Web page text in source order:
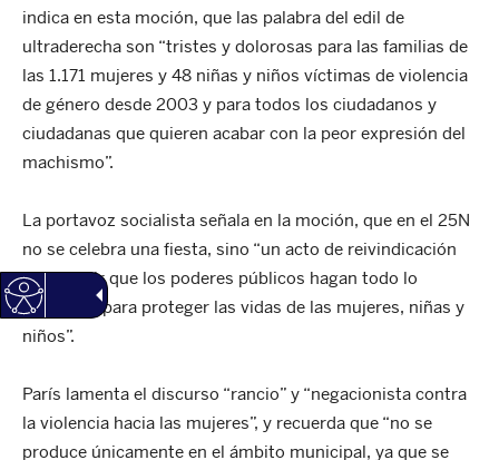
indica en esta moción, que las palabra del edil de
ultraderecha son “tristes y dolorosas para las familias de
las 1.171 mujeres y 48 niñas y niños víctimas de violencia
de género desde 2003 y para todos los ciudadanos y
ciudadanas que quieren acabar con la peor expresión del
machismo”.
La portavoz socialista señala en la moción, que en el 25N
no se celebra una fiesta, sino “un acto de reivindicación
para exigir que los poderes públicos hagan todo lo
necesario para proteger las vidas de las mujeres, niñas y
niños”.
París lamenta el discurso “rancio” y “negacionista contra
la violencia hacia las mujeres”, y recuerda que “no se
produce únicamente en el ámbito municipal, ya que se